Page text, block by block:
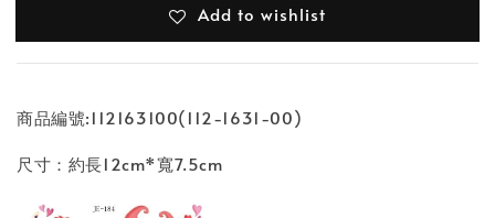
Add to wishlist
商品編號:112163100(112-1631-00)
尺寸：約長12cm*寬7.5cm